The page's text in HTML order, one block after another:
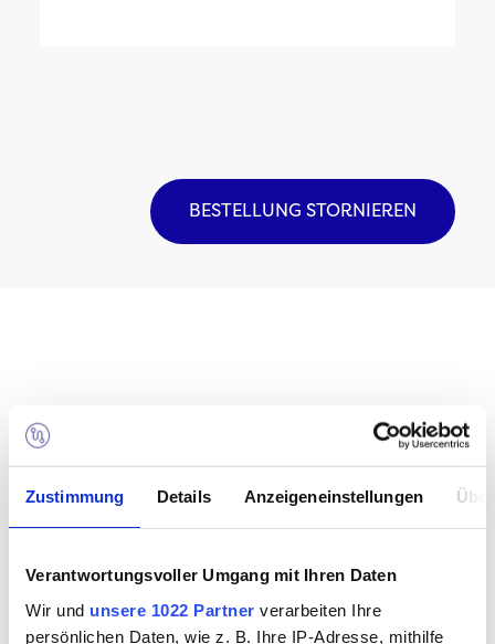
Zustimmung Details Anzeigeneinstellungen
Verantwortungsvoller Umgang mit Ihren Daten
Wir und unsere 1022 Partner verarbeiten Ihre
persönlichen Daten, wie z. B. Ihre IP-Adresse, mithilfe
BESTELLUNG STORNIEREN